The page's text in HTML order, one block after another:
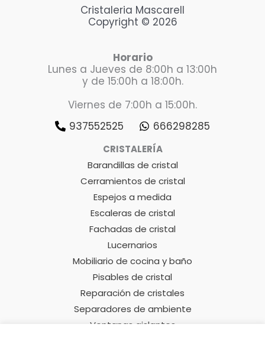
Cristaleria Mascarell
Copyright © 2026
Horario
Lunes a Jueves de 8:00h a 13:00h
y de 15:00h a 18:00h.
Viernes de 7:00h a 15:00h.
937552525
666298285
CRISTALERÍA
Barandillas de cristal
Cerramientos de cristal
Espejos a medida
Escaleras de cristal
Fachadas de cristal
Lucernarios
Mobiliario de cocina y baño
Pisables de cristal
Reparación de cristales
Separadores de ambiente
Ventanas aislantes